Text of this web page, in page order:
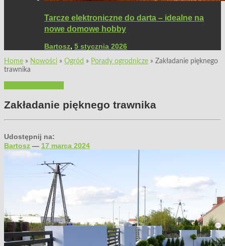
Tarcze elektroniczne do darta – idealne na
nowe domowe hobby
Bartosz, 5 stycznia 2026
Home » Nowości » Ogród » Porady ogrodnicze » Zakładanie pięknego
trawnika
Zakładanie pięknego trawnika
Udostępnij na:
Bartosz — 17 marca 2024